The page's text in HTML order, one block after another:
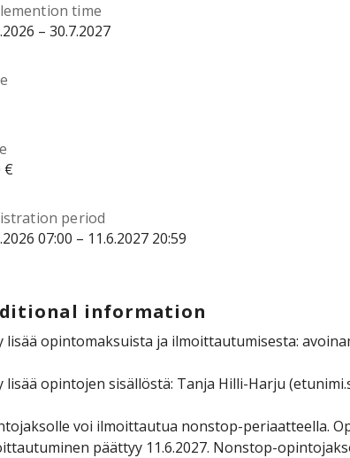
time
– 30.7.2027
€
period
07:00 – 11.6.2027 20:59
information
lisää opintomaksuista ja ilmoittautumisesta:
lisää opintojen sisällöstä: Tanja Hilli-Harju
voi ilmoittautua nonstop-periaatteella.
päättyy 11.6.2027. Nonstop-